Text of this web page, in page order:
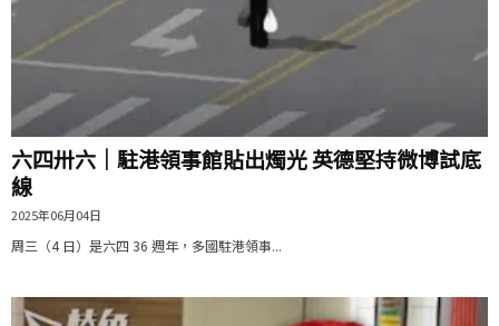
六四卅六｜駐港領事館貼出燭光 英德堅持微博試底
線
2025年06月04日
周三（4 日）是六四 36 週年，多國駐港領事...